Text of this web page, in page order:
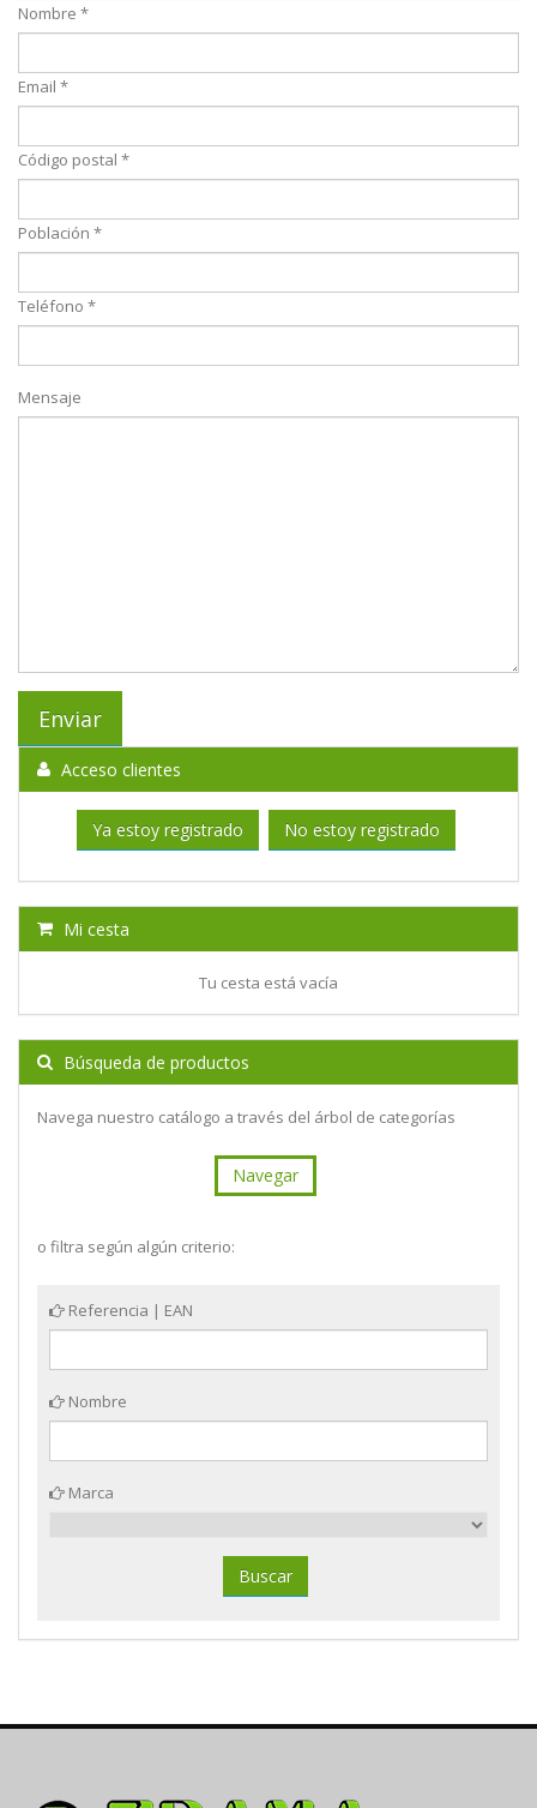
Nombre *
Email *
Código postal *
Población *
Teléfono *
Mensaje
Acceso clientes
Ya estoy registrado No estoy registrado
Mi cesta
Tu cesta está vacía
Búsqueda de productos
Navega nuestro catálogo a través del árbol de categorías
Navegar
o filtra según algún criterio:
Referencia | EAN
Nombre
Marca